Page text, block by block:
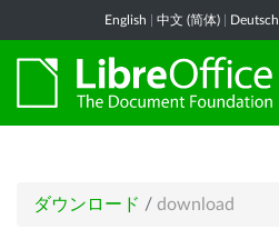
English 中文 (简体) Deutsch
ダウンロード / download